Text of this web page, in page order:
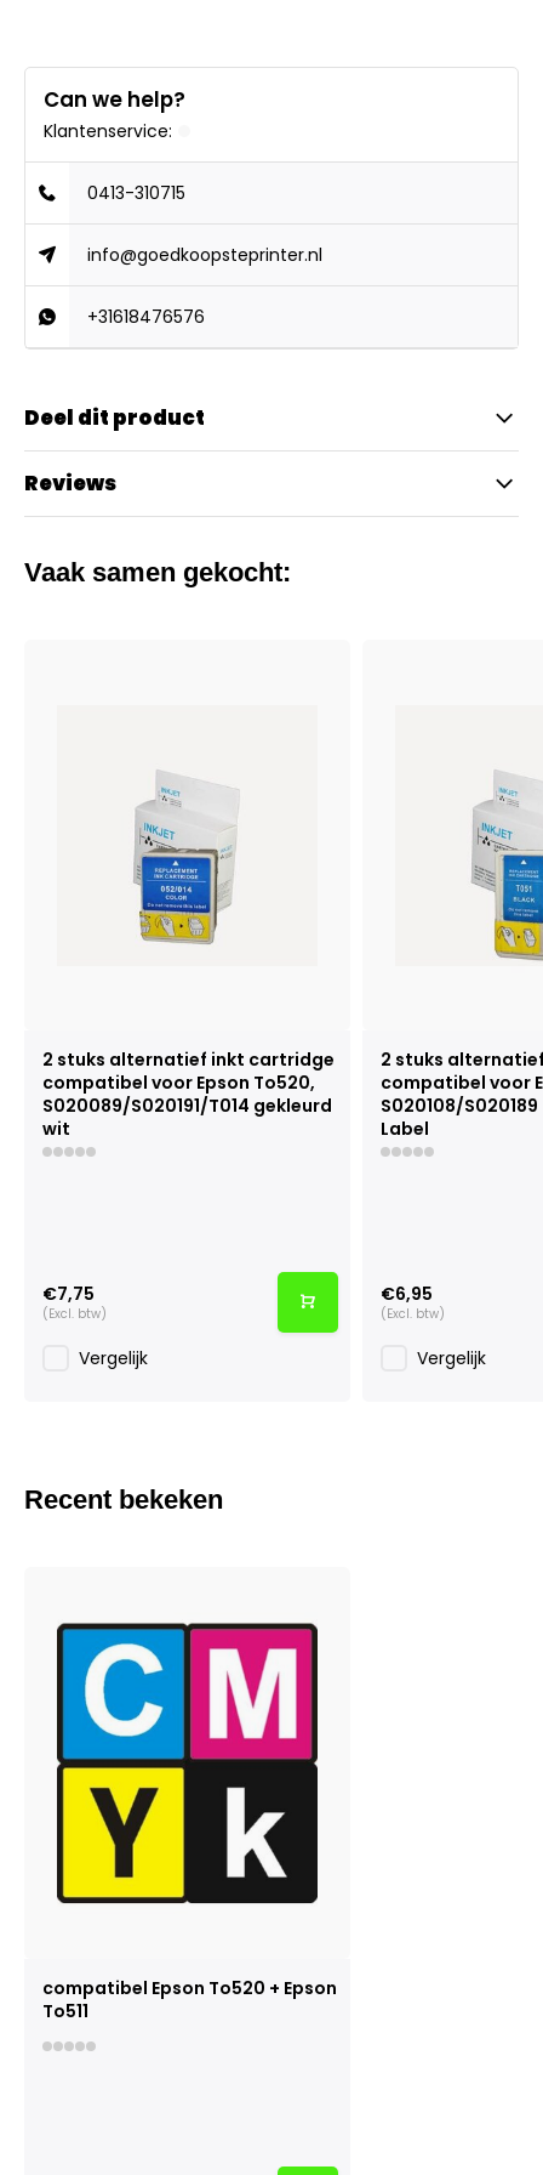
Can we help?
Klantenservice:
0413-310715
info@goedkoopsteprinter.nl
+31618476576
Deel dit product
Reviews
Vaak samen gekocht:
2 stuks alternatief inkt cartridge
compatibel voor Epson To520,
S020089/S020191/T014 gekleurd
wit
€7,75
(Excl. btw)
Vergelijk
2 stuks
compatibel voor
S020108/
Label
€6,95
(Excl. btw)
Vergelijk
Recent bekeken
compatibel Epson To520 + Epson
To511